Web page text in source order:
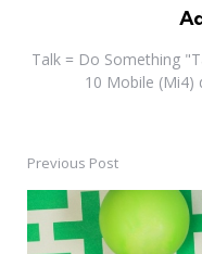
Talk = Do Something
10 Mobile (Mi4)
Post
navigation
Previous Post